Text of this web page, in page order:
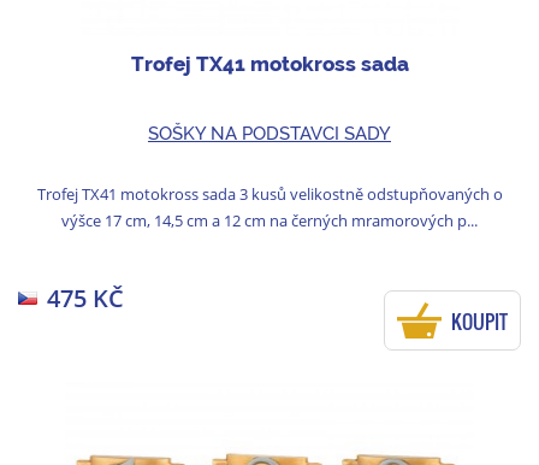
Trofej TX41 motokross sada
SOŠKY NA PODSTAVCI SADY
Trofej TX41 motokross sada 3 kusů velikostně odstupňovaných o
výšce 17 cm, 14,5 cm a 12 cm na černých mramorových p...
475 KČ
KOUPIT